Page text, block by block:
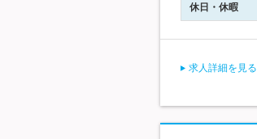
休日・休暇
求人詳細を見る